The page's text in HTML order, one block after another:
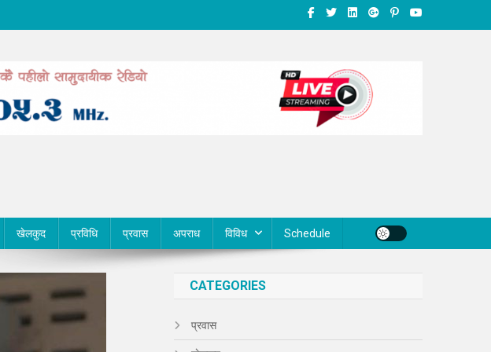
खेलकुद प्रविधि प्रवास अपराध विविध Schedule
CATEGORIES
प्रवास